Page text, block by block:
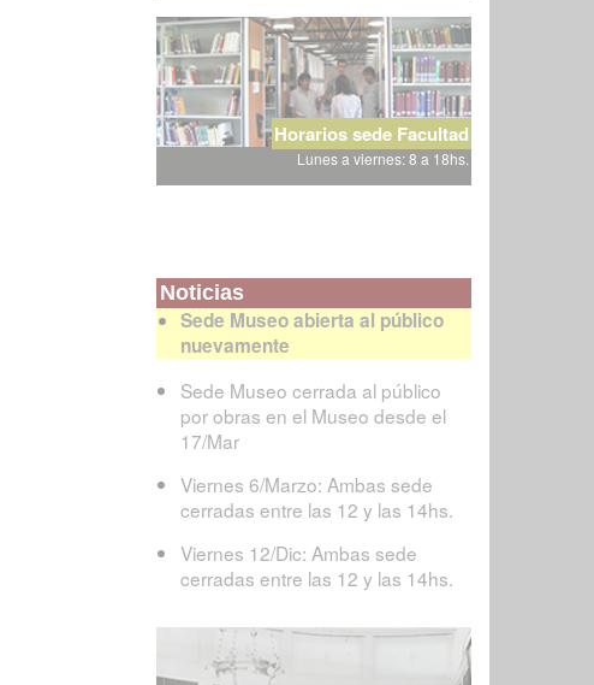
Horarios sede Facultad
Lunes a viernes: 8 a 18hs.
Noticias
Sede Museo abierta al público
nuevamente
Sede Museo cerrada al público
por obras en el Museo desde el
17/Mar
Viernes 6/Marzo: Ambas sede
cerradas entre las 12 y las 14hs.
Viernes 12/Dic: Ambas sede
cerradas entre las 12 y las 14hs.